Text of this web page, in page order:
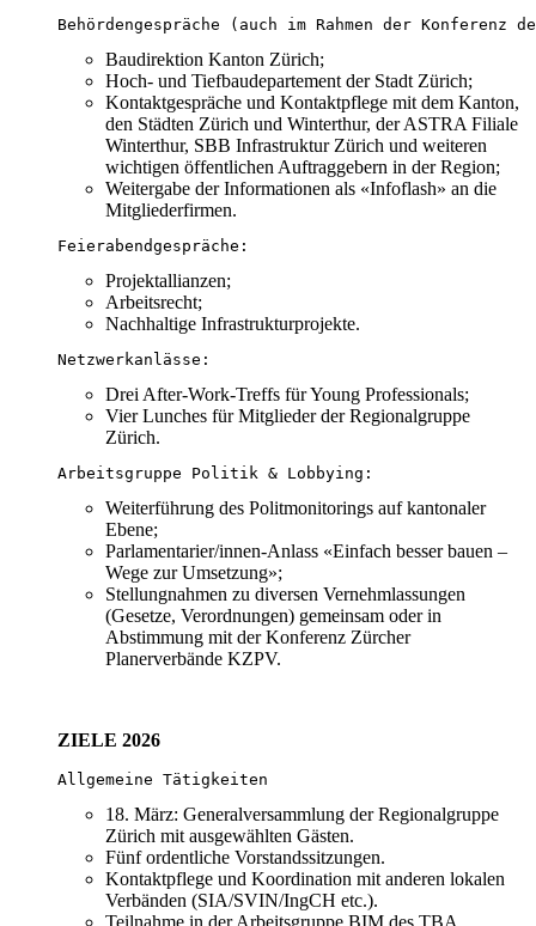
Behördengespräche (auch im Rahmen der Konferenz
Baudirektion Kanton Zürich;
Hoch- und Tiefbaudepartement der Stadt Zürich;
Kontaktgespräche und Kontaktpflege mit dem Kanton,
den Städten Zürich und Winterthur, der ASTRA Filiale
Winterthur, SBB Infrastruktur Zürich und weiteren
wichtigen öffentlichen Auftraggebern in der Region;
Weitergabe der Informationen als «Infoflash» an die
Mitgliederfirmen.
Feierabendgespräche:
Projektallianzen;
Arbeitsrecht;
Nachhaltige Infrastrukturprojekte.
Netzwerkanlässe:
Drei After-Work-Treffs für Young Professionals;
Vier Lunches für Mitglieder der Regionalgruppe
Zürich.
Arbeitsgruppe Politik & Lobbying:
Weiterführung des Politmonitorings auf kantonaler
Ebene;
Parlamentarier/innen-Anlass «Einfach besser bauen –
Wege zur Umsetzung»;
Stellungnahmen zu diversen Vernehmlassungen
(Gesetze, Verordnungen) gemeinsam oder in
Abstimmung mit der Konferenz Zürcher
Planerverbände KZPV.
ZIELE 2026
Allgemeine Tätigkeiten
18. März: Generalversammlung der Regionalgruppe
Zürich mit ausgewählten Gästen.
Fünf ordentliche Vorstandssitzungen.
Kontaktpflege und Koordination mit anderen lokalen
Verbänden (SIA/SVIN/IngCH etc.).
Teilnahme in der Arbeitsgruppe BIM des TBA